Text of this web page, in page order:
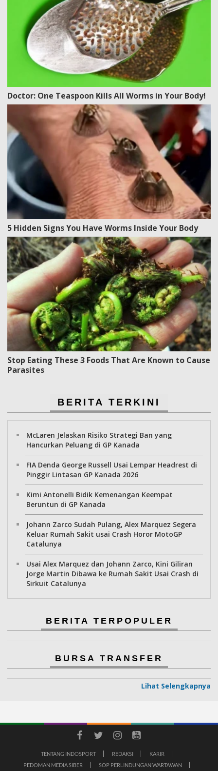
Doctor: One Teaspoon Kills All Worms in Your Body!
5 Hidden Signs You Have Worms Inside Your Body
Stop Eating These 3 Foods That Are Known to Cause
Parasites
BERITA TERKINI
McLaren Jelaskan Risiko Strategi Ban yang
Hancurkan Peluang di GP Kanada
FIA Denda George Russell Usai Lempar Headrest di
Pinggir Lintasan GP Kanada 2026
Kimi Antonelli Bidik Kemenangan Keempat
Beruntun di GP Kanada
Johann Zarco Sudah Pulang, Alex Marquez Segera
Keluar Rumah Sakit usai Crash Horor MotoGP
Catalunya
Usai Alex Marquez dan Johann Zarco, Kini Giliran
Jorge Martin Dibawa ke Rumah Sakit Usai Crash di
Sirkuit Catalunya
BERITA TERPOPULER
BURSA TRANSFER
Lihat Selengkapnya
TENTANG INDOSPORT REDAKSI
KARIR
PEDOMAN MEDIA SIBER
SOP PERLINDUNGAN WARTAWAN